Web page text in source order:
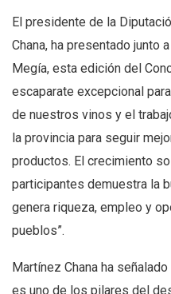
El presidente de la
Chana, ha presentado junto
Megía, esta edición del
escaparate excepcional
de nuestros vinos y el
la provincia para seguir
productos. El crecimiento
participantes demuestra la
genera riqueza, empleo y
pueblos”.
Martínez Chana ha
es uno de los pilares del